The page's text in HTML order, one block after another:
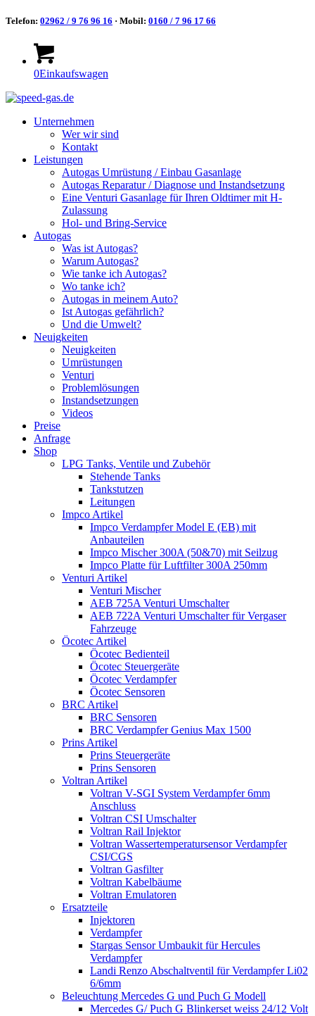
Telefon: 02962 / 9 76 96 16 · Mobil: 0160 / 7 96 17 66
0Einkaufswagen
Unternehmen
Wer wir sind
Kontakt
Leistungen
Autogas Umrüstung / Einbau Gasanlage
Autogas Reparatur / Diagnose und Instandsetzung
Eine Venturi Gasanlage für Ihren Oldtimer mit H-
Zulassung
Hol- und Bring-Service
Autogas
Was ist Autogas?
Warum Autogas?
Wie tanke ich Autogas?
Wo tanke ich?
Autogas in meinem Auto?
Ist Autogas gefährlich?
Und die Umwelt?
Neuigkeiten
Neuigkeiten
Umrüstungen
Venturi
Problemlösungen
Instandsetzungen
Videos
Preise
Anfrage
Shop
LPG Tanks, Ventile und Zubehör
Stehende Tanks
Tankstutzen
Leitungen
Impco Artikel
Impco Verdampfer Model E (EB) mit
Anbauteilen
Impco Mischer 300A (50&70) mit Seilzug
Impco Platte für Luftfilter 300A 250mm
Venturi Artikel
Venturi Mischer
AEB 725A Venturi Umschalter
AEB 722A Venturi Umschalter für Vergaser
Fahrzeuge
Öcotec Artikel
Öcotec Bedienteil
Öcotec Steuergeräte
Öcotec Verdampfer
Öcotec Sensoren
BRC Artikel
BRC Sensoren
BRC Verdampfer Genius Max 1500
Prins Artikel
Prins Steuergeräte
Prins Sensoren
Voltran Artikel
Voltran V-SGI System Verdampfer 6mm
Anschluss
Voltran CSI Umschalter
Voltran Rail Injektor
Voltran Wassertemperatursensor Verdampfer
CSI/CGS
Voltran Gasfilter
Voltran Kabelbäume
Voltran Emulatoren
Ersatzteile
Injektoren
Verdampfer
Stargas Sensor Umbaukit für Hercules
Verdampfer
Landi Renzo Abschaltventil für Verdampfer Li02
6/6mm
Beleuchtung Mercedes G und Puch G Modell
Mercedes G/ Puch G Blinkerset weiss 24/12 Volt